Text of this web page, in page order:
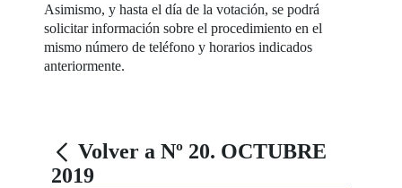
Asimismo, y hasta el día de la votación, se podrá
solicitar información sobre el procedimiento en el
mismo número de teléfono y horarios indicados
anteriormente.
Volver a Nº 20. OCTUBRE
2019